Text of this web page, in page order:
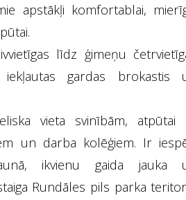
apstākļi komfortablai,
līdz ģimeņu
iekļautas gardas brokastis
vieta svinībām, atpūtai
un darba kolēģiem. Ir
ikvienu gaida jauka
Rundāles pils parka